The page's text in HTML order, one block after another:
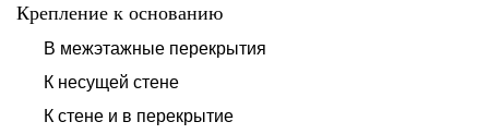
Крепление к основанию
В межэтажные перекрытия
К несущей стене
К стене и в перекрытие